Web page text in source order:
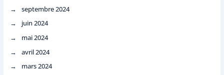
septembre 2024
juin 2024
mai 2024
avril 2024
mars 2024